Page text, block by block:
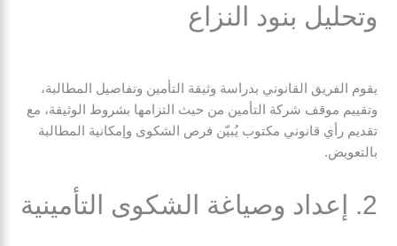
وتحليل بنود النزاع
يقوم الفريق القانوني بدراسة وثيقة التأمين وتفاصيل المطالبة،
وتقييم موقف شركة التأمين من حيث التزامها بشروط الوثيقة، مع
تقديم رأي قانوني مكتوب يُبيّن فرص الشكوى وإمكانية المطالبة
بالتعويض.
2. إعداد وصياغة الشكوى التأمينية